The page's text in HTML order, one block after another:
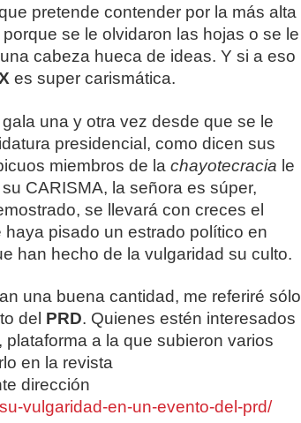
pretende contender por la más alta
se le olvidaron las hojas o se le
cabeza hueca de ideas. Y si a eso
es super carismática.
una y otra vez desde que se le
presidencial, como dicen sus
miembros de la chayotecracia le
CARISMA, la señora es súper,
se llevará con creces el
pisado un estrado político en
han hecho de la vulgaridad su culto.
una buena cantidad, me referiré sólo
del PRD. Quienes estén interesados
, plataforma a la que subieron varios
en la revista
dirección
vulgaridad-en-un-evento-del-prd/